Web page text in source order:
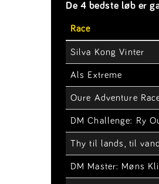
De 4 bedste løb er
Race
Silva Kong Vinter
Als Extreme
Oure Adventure
DM Challenge: Ry
Thy til lands, til
DM Master: Møns